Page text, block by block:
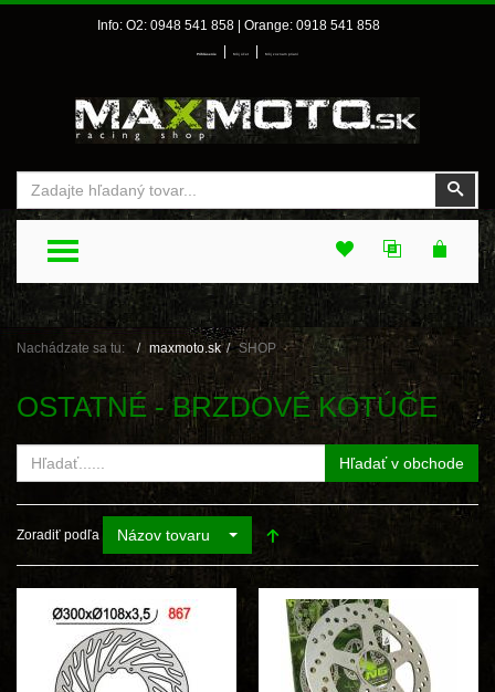
Info: O2: 0948 541 858 | Orange: 0918 541 858
Prihlásenie Môj účet Môj zoznam prianí
TOGGLE MENU
Nachádzate sa tu: maxmoto.sk SHOP
OSTATNÉ - BRZDOVÉ KOTÚČE
Hľadať v obchode
Zoradiť podľa Názov tovaru